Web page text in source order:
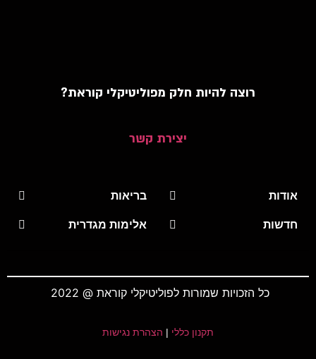
רוצה להיות חלק מפוליטיקלי קוראת?
יצירת קשר
אודות
חדשות
בריאות
אלימות מגדרית
כל הזכויות שמורות לפוליטיקלי קוראת @ 2022
תקנון כללי| הצהרת נגישות